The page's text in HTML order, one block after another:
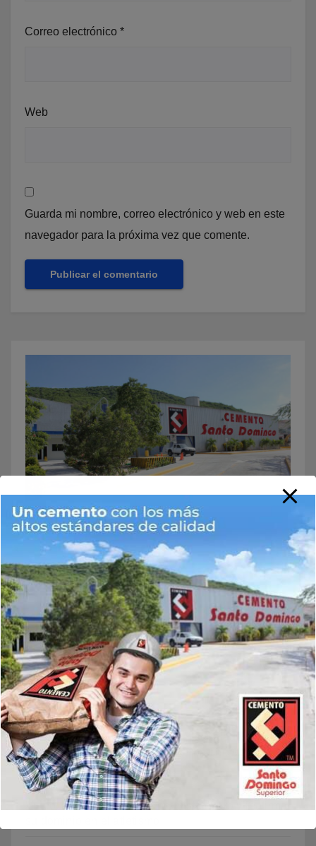
Correo electrónico *
Web
Guarda mi nombre, correo electrónico y web en este
navegador para la próxima vez que comente.
Buscar
Buscar
Noticias Recientes
Policía Nacional arresta a “Yeo”, señalado como
presunto autor del homicidio del baloncestista
Yeuri Rodríguez Batista
Video: Mariledy Paulino conquista el oro y reafirma